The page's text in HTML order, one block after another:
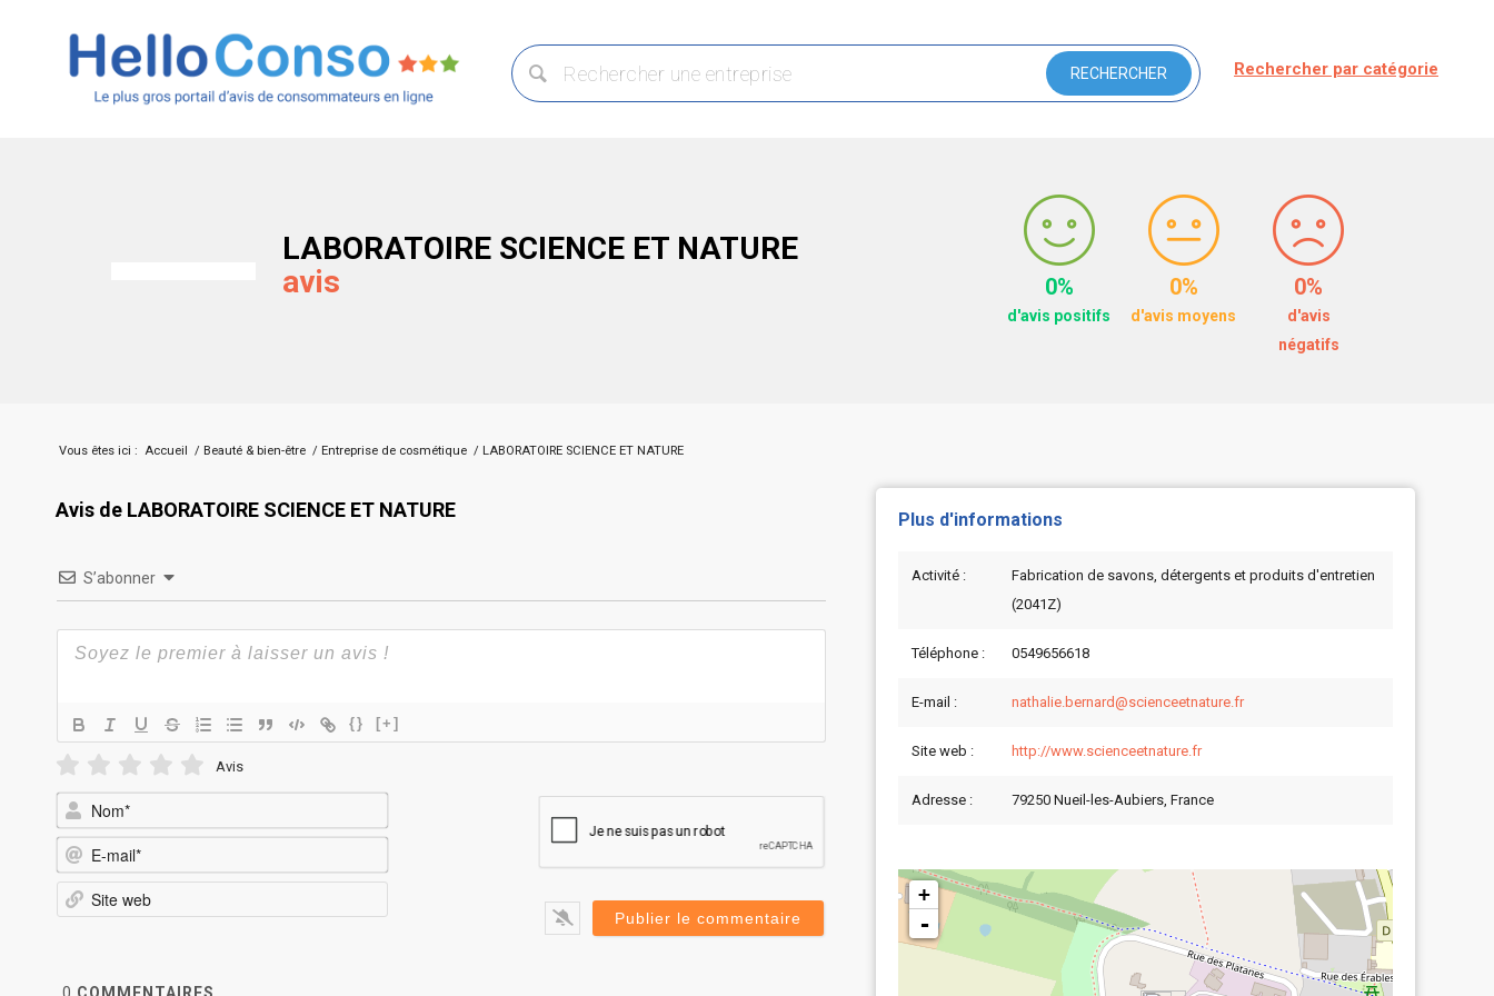
Rechercher par catégorie
LABORATOIRE SCIENCE ET NATURE
avis
0%
d'avis positifs
0%
d'avis moyens
0%
d'avis
négatifs
Vous êtes ici : Accueil / Beauté & bien-être / Entreprise de cosmétique / LABORATOIRE SCIENCE ET NATURE
Avis de LABORATOIRE SCIENCE ET NATURE
S’abonner
{} [+]
Avis
mail*
Plus d'informations
Activité :
Fabrication de savons, détergents et produits d'entretien
(2041Z)
Téléphone : 0549656618
E-mail : nathalie.bernard@scienceetnature.fr
Site web : http://www.scienceetnature.fr
Adresse : 79250 Nueil-les-Aubiers, France
+
-